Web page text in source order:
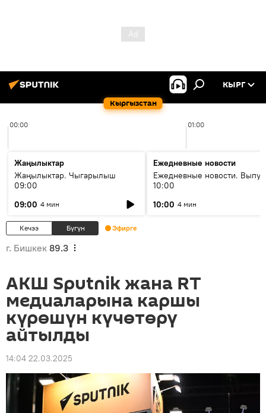
Кыргызстан
КЫРГ
00:00 01:00
Жаңылыктар
Жаңылыктар. Чыгарылыш
09:00
09:00 4 мин
Ежедневные новости
Ежедневные новости.
10:00
10:00 4 мин
Кечээ Бүгүн Эфирге
г. Бишкек 89.3
АКШ Sputnik жана RT
медиаларына каршы
күрөшүн күчөтөрү
айтылды
14:04 22.03.2025